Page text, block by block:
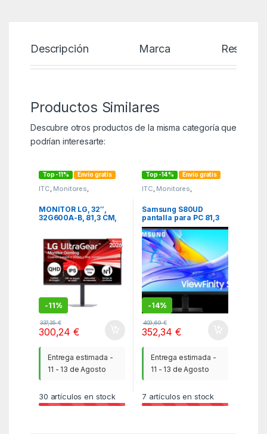
Descripción Marca Reseñas
Productos Similares
Descubre otros productos de la misma categoría que
podrían interesarte:
Top -11% Envío gratis
ITC Monitores
Periféricos
MONITOR LG, 32″,
32G600A-B, 81,3 CM,
NEGRO
-11%
337,35€
300,24€
Entrega estimada -
11 - 13 de Agosto
30 artículos en stock
Top -14% Envío gratis
ITC Monitores
Periféricos
Samsung S80UD
pantalla para PC 81,3
cm (32″) 3840 x 2160
Pixeles 4K Ultra HD
LCD Negro
-14%
409,69€
352,34€
Entrega estimada -
11 - 13 de Agosto
7 artículos en stock